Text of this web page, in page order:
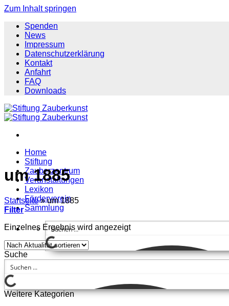
Zum Inhalt springen
Spenden
News
Impressum
Datenschutzerklärung
Kontakt
Anfahrt
FAQ
Downloads
Home
Stiftung
Zauberzentrum
Veranstaltungen
Lexikon
Förderverein
Sammlung
um 1885
Startseite » um 1885
Filter
Einzelnes Ergebnis wird angezeigt
Suche
Weitere Kategorien